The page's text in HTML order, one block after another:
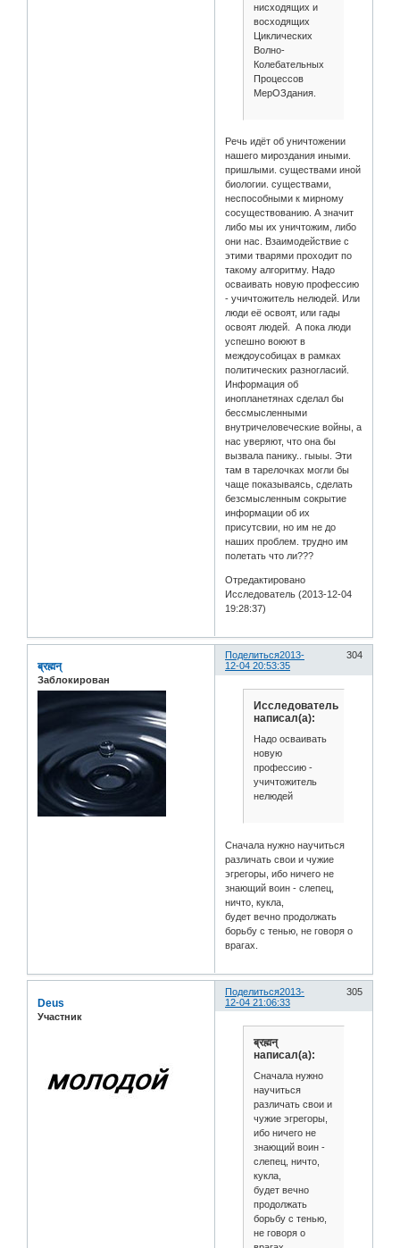
нисходящих и
восходящих
Циклических
Волно-
Колебательных
Процессов
МерОЗдания.
Речь идёт об уничтожении
нашего мироздания иными.
пришлыми. существами иной
биологии. существами,
неспособными к мирному
сосуществованию. А значит
либо мы их уничтожим, либо
они нас. Взаимодействие с
этими тварями проходит по
такому алгоритму. Надо
осваивать новую профессию
- учичтожитель нелюдей. Или
люди её освоят, или гады
освоят людей. А пока люди
успешно воюют в
междоусобицах в рамках
политических разногласий.
Информация об
инопланетянах сделал бы
бессмысленными
внутричеловеческие войны, а
нас уверяют, что она бы
вызвала панику.. гыыы. Эти
там в тарелочках могли бы
чаще показываясь, сделать
безсмысленным сокрытие
информации об их
присутсвии, но им не до
наших проблем. трудно им
полетать что ли???
Отредактировано
Исследователь (2013-12-04
19:28:37)
Поделиться 304
2013-
12-04 20:53:35
ब्रह्मन्
Заблокирован
Исследователь
написал(а):
Надо осваивать
новую
профессию -
учичтожитель
нелюдей
Cначала нужно научиться
различать свои и чужие
эгрегоры, ибо ничего не
знающий воин - слепец,
ничто, кукла,
будет вечно продолжать
борьбу с тенью, не говоря о
врагах.
Поделиться 305
2013-
12-04 21:06:33
Deus
Участник
ब्रह्मन्
написал(а):
Cначала нужно
научиться
различать свои и
чужие эгрегоры,
ибо ничего не
знающий воин -
слепец, ничто,
кукла,
будет вечно
продолжать
борьбу с тенью,
не говоря о